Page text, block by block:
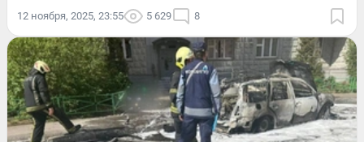
12 ноября, 2025, 23:55 5 629 8